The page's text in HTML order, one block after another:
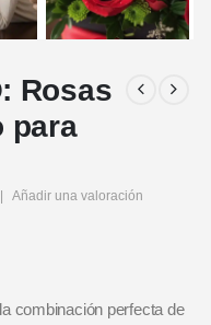
Rosas
para
| Añadir una valoración
combinación perfecta de